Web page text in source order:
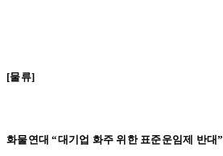
[물류]
화물연대“대기업 화주 위한 표준운임제 반대”